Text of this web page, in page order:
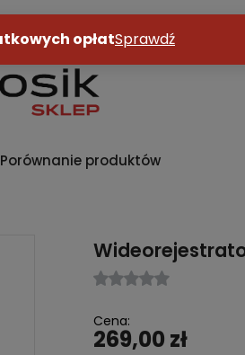
Porównanie produktów
Cena:
269,00 zł